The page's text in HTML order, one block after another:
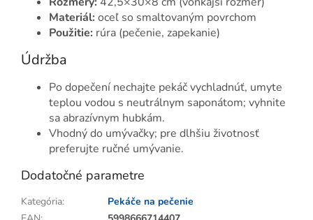
Materiál: oceľ so smaltovaným povrchom
Použitie: rúra (pečenie, zapekanie)
Údržba
Po dopečení nechajte pekáč vychladnúť, umyte
teplou vodou s neutrálnym saponátom; vyhnite
sa abrazívnym hubkám.
Vhodný do umývačky; pre dlhšiu životnosť
preferujte ručné umývanie.
Dodatočné parametre
Kategória:
Pekáče na pečenie